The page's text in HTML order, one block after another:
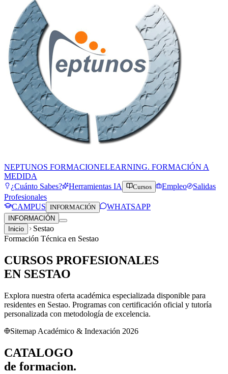
NEPTUNOS FORMACIONELEARNING. FORMACIÓN A
MEDIDA
¿Cuánto Sabes?
Herramientas IA Cursos Empleo
Salidas
Profesionales
CAMPUS INFORMACIÓN WHATSAPP
INFORMACIÓN
Inicio
Sestao
Formación Técnica en Sestao
CURSOS PROFESIONALES
EN SESTAO
Explora nuestra oferta académica especializada disponible para
residentes en Sestao. Programas con certificación oficial y tutoría
personalizada con metodología de excelencia.
Sitemap Académico & Indexación 2026
CATALOGO
de formacion.